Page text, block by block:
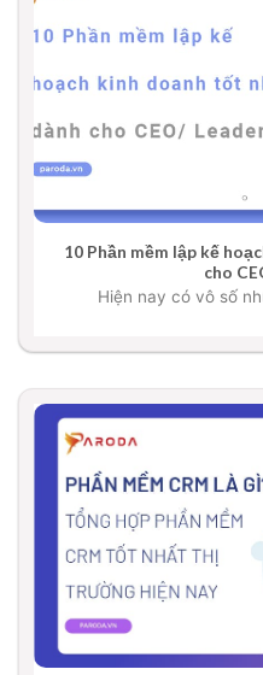
10 Phần mềm lập kế
cho
Hiện nay có vô số